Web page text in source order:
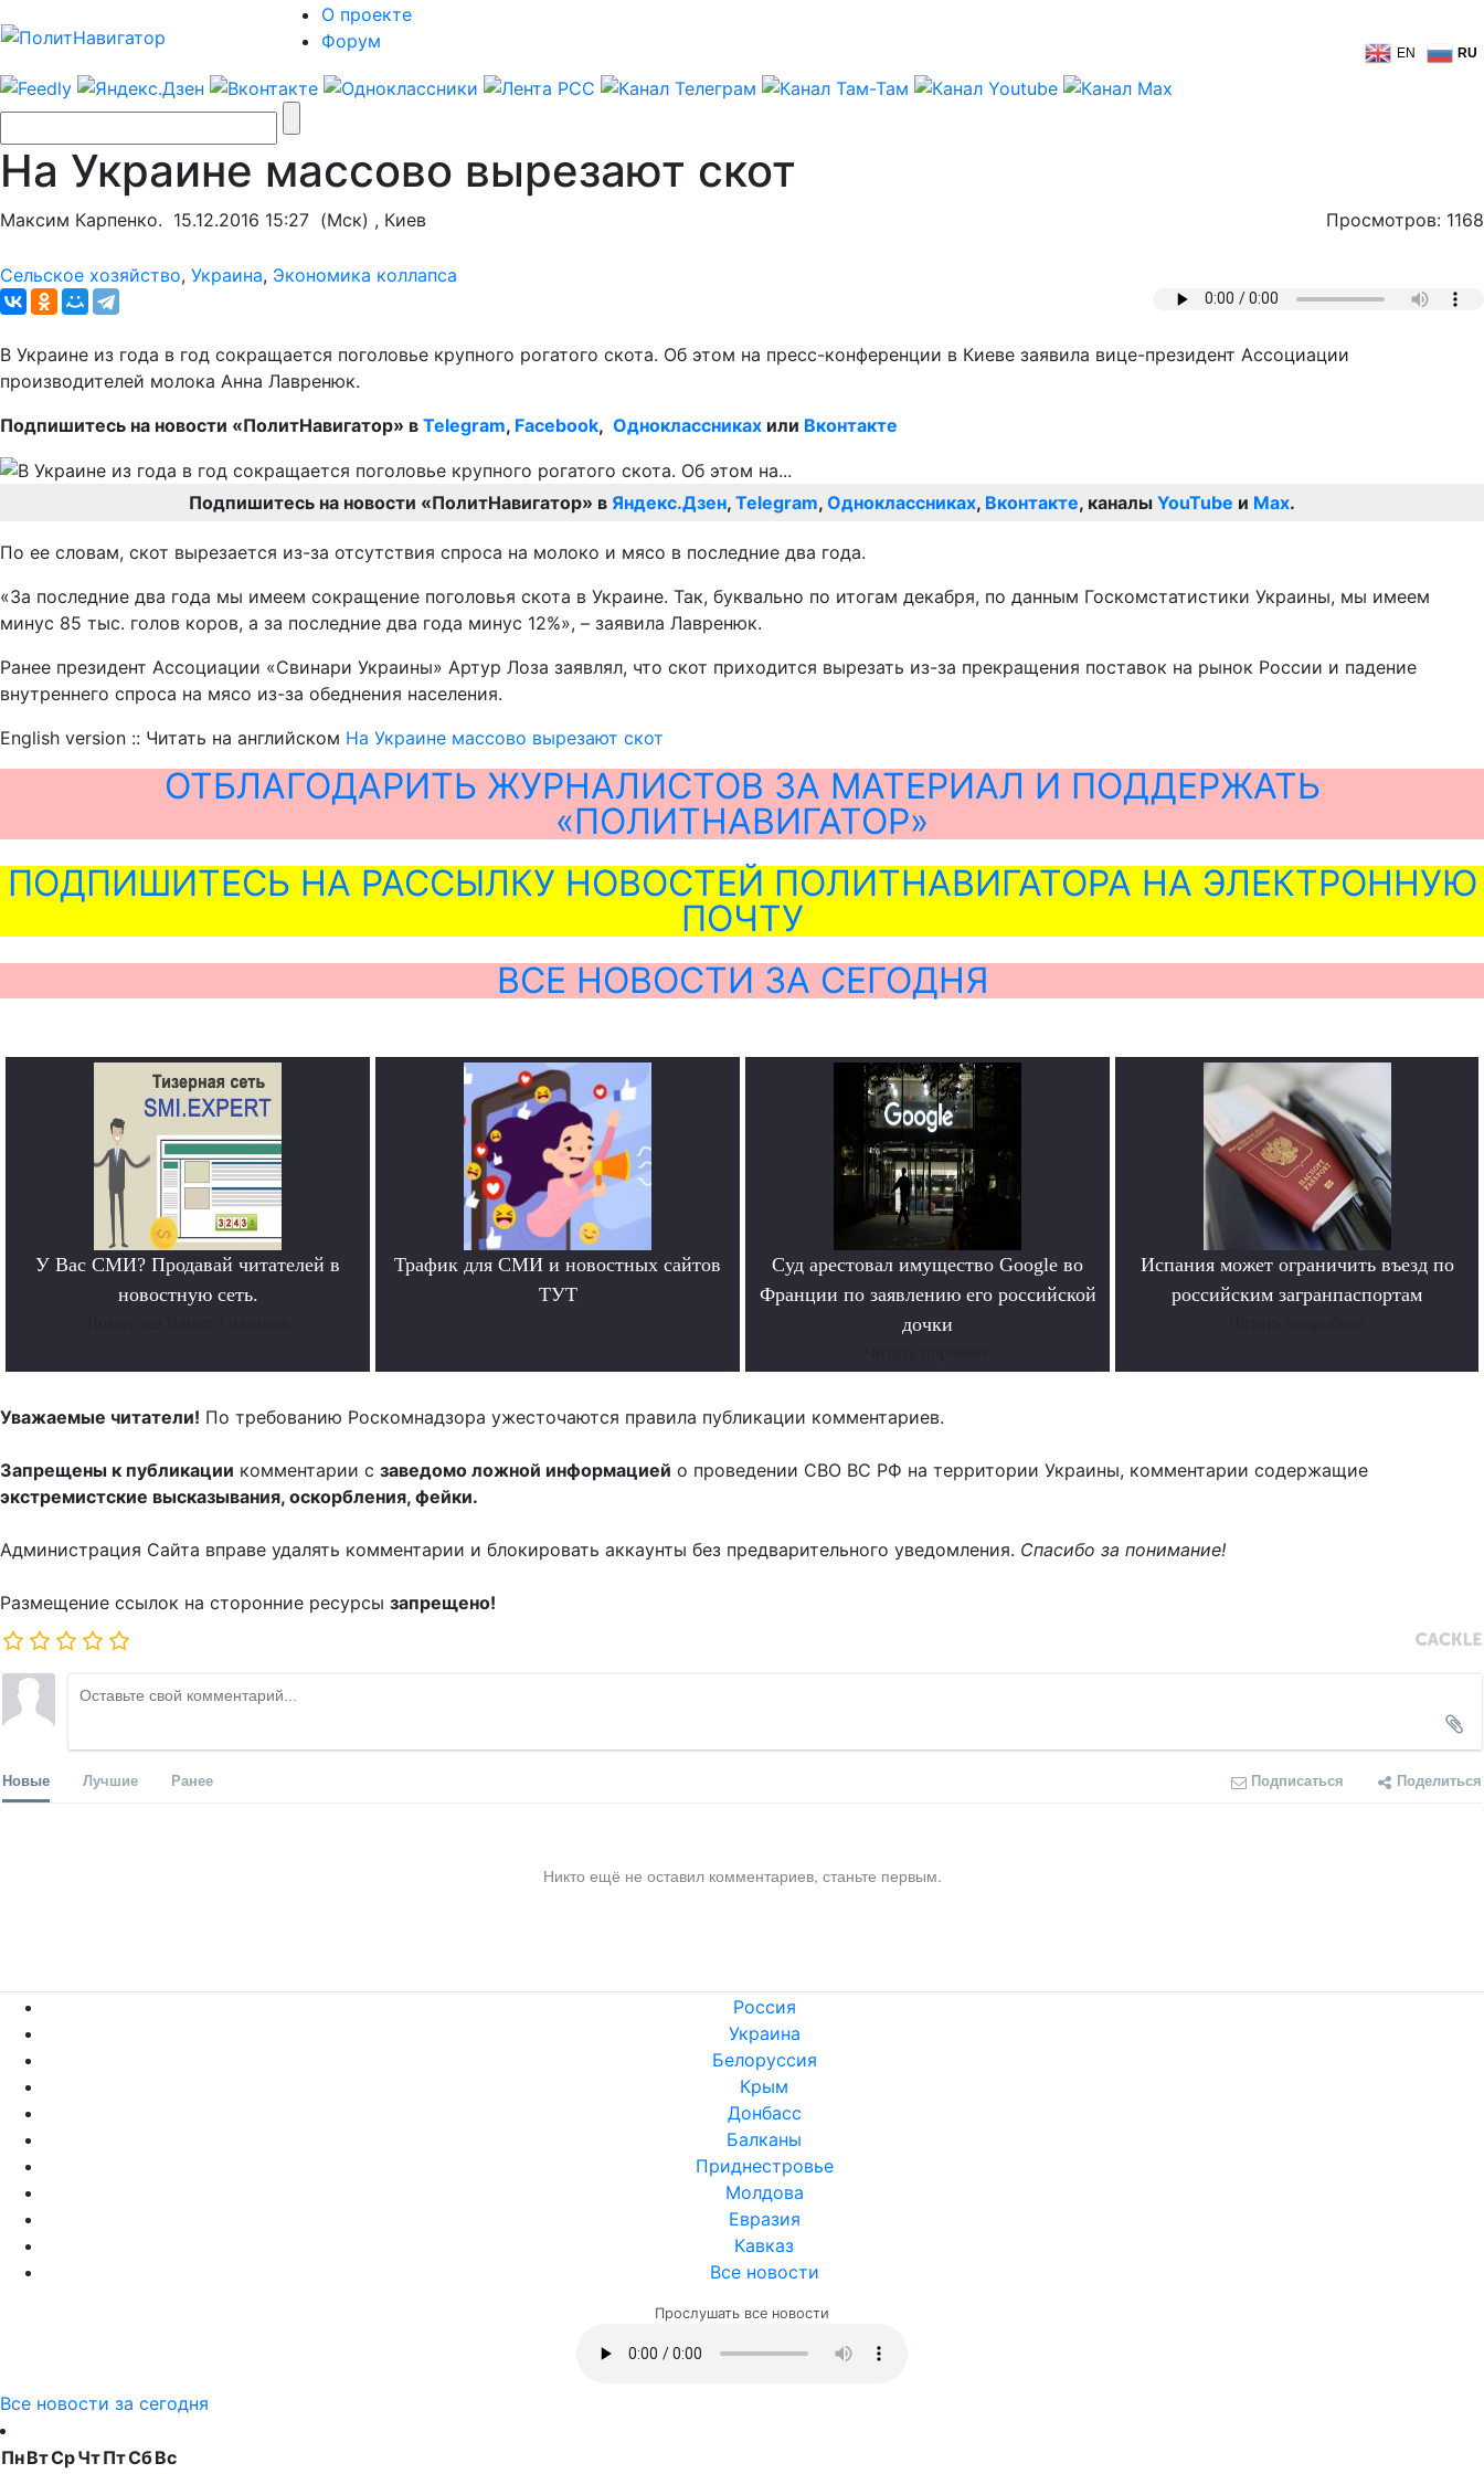
О проекте
Форум
EN RU
На Украине массово вырезают скот
Максим Карпенко. 15.12.2016 15:27 (Мск) , Киев Просмотров: 1168
Сельское хозяйство, Украина, Экономика коллапса
В Украине из года в год сокращается поголовье крупного рогатого скота. Об этом на пресс-конференции в Киеве заявила вице-президент Ассоциации
производителей молока Анна Лавренюк.
Подпишитесь на новости «ПолитНавигатор» в Telegram, Facebook, Одноклассниках или Вконтакте
Подпишитесь на новости «ПолитНавигатор» в Яндекс.Дзен, Telegram, Одноклассниках, Вконтакте, каналы YouTube и Max.
По ее словам, скот вырезается из-за отсутствия спроса на молоко и мясо в последние два года.
«За последние два года мы имеем сокращение поголовья скота в Украине. Так, буквально по итогам декабря, по данным Госкомстатистики Украины, мы имеем
минус 85 тыс. голов коров, а за последние два года минус 12%», – заявила Лавренюк.
Ранее президент Ассоциации «Свинари Украины» Артур Лоза заявлял, что скот приходится вырезать из-за прекращения поставок на рынок России и падение
внутреннего спроса на мясо из-за обеднения населения.
English version :: Читать на английском На Украине массово вырезают скот
ОТБЛАГОДАРИТЬ ЖУРНАЛИСТОВ ЗА МАТЕРИАЛ И ПОДДЕРЖАТЬ
«ПОЛИТНАВИГАТОР»
ПОДПИШИТЕСЬ НА РАССЫЛКУ НОВОСТЕЙ ПОЛИТНАВИГАТОРА НА ЭЛЕКТРОННУЮ
ПОЧТУ
ВСЕ НОВОСТИ ЗА СЕГОДНЯ
У Вас СМИ? Продавай читателей в
новостную сеть.
Трафик для СМИ и новостных сайтов
ТУТ
Суд арестовал имущество Google во
Франции по заявлению его российской
дочки
Испания может ограничить въезд по
российским загранпаспортам
Уважаемые читатели! По требованию Роскомнадзора ужесточаются правила публикации комментариев.
Запрещены к публикации комментарии с заведомо ложной информацией о проведении СВО ВС РФ на территории Украины, комментарии содержащие
экстремистские высказывания, оскорбления, фейки.
Администрация Сайта вправе удалять комментарии и блокировать аккаунты без предварительного уведомления. Спасибо за понимание!
Размещение ссылок на сторонние ресурсы запрещено!
Новые Лучшие Ранее Подписаться Поделиться
Никто ещё не оставил комментариев, станьте первым.
Россия
Украина
Белоруссия
Крым
Донбасс
Балканы
Приднестровье
Молдова
Евразия
Кавказ
Все новости
Прослушать все новости
Все новости за сегодня
ПнВтСрЧтПтСбВс